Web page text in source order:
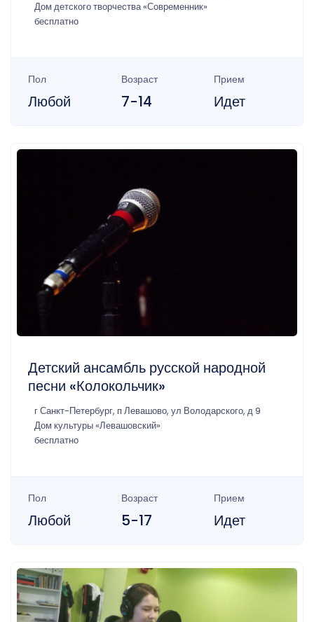
Дом детского творчества «Современник»
бесплатно
Пол
Любой
Возраст
7-14
Прием
Идет
Детский ансамбль русской народной
песни «Колокольчик»
г Санкт-Петербург, п Левашово, ул Володарского, д 9
Дом культуры «Левашовский»
бесплатно
Пол
Любой
Возраст
5-17
Прием
Идет